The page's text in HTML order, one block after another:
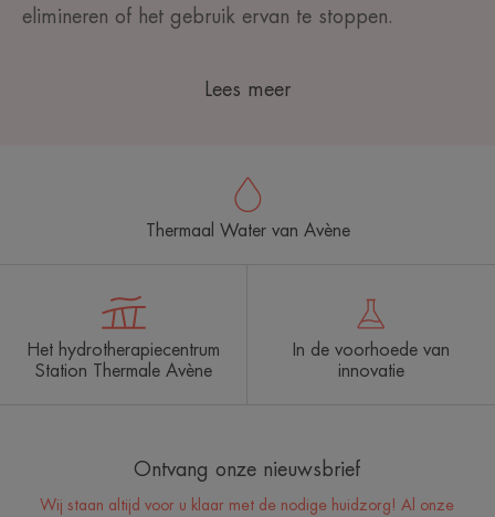
elimineren of het gebruik ervan te stoppen.
Lees meer
Thermaal Water van Avène
Het hydrotherapiecentrum
Station Thermale Avène
In de voorhoede van
innovatie
Ontvang onze nieuwsbrief
Wij staan altijd voor u klaar met de nodige huidzorg! Al onze